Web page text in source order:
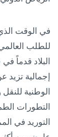
في الوقت
للطلب
التطورات